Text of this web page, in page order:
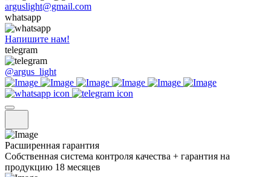
arguslight@gmail.com
whatsapp
Напишите нам!
telegram
@argus_light
Расширенная гарантия
Собственная система контроля качества + гарантия на
продукцию 18 месяцев